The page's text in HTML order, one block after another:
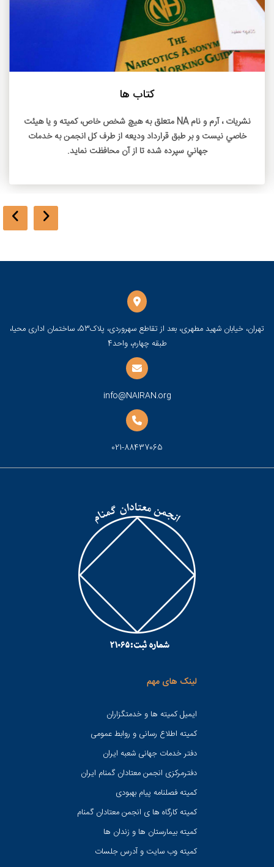
کتاب ها
نشريات ، آرم و نام NA متعلق به هيچ شخص خاص، کميته و يا هيئت
خاصي نيست و بر طبق قرارداد وديعه از طرف کل انجمن به خدمات
جهاني سپرده شده تا از آن محافظت نمايد.
تهران، خیابان شهید مطهری، بعد از تقاطع سهروردی، پلاک53، ساختمان اداری محیا،
طبقه چهارم، واحد4
info@NAIRAN.org
021-88437065
لینک های مهم
ایمیل کمیته ها و خدمتگزاران
کميته اطلاع رسانی و روابط عمومی
دفتر خدمات جهانی شعبه ايران
دفترمرکزی انجمن معتادان گمنام ایران
کمیته فصلنامه پیام بهبودی
کمیته کارگاه ها ی انجمن معتادان گمنام
کمیته بیمارستان ها و زندان ها
کمیته وب سایت و آدرس جلسات